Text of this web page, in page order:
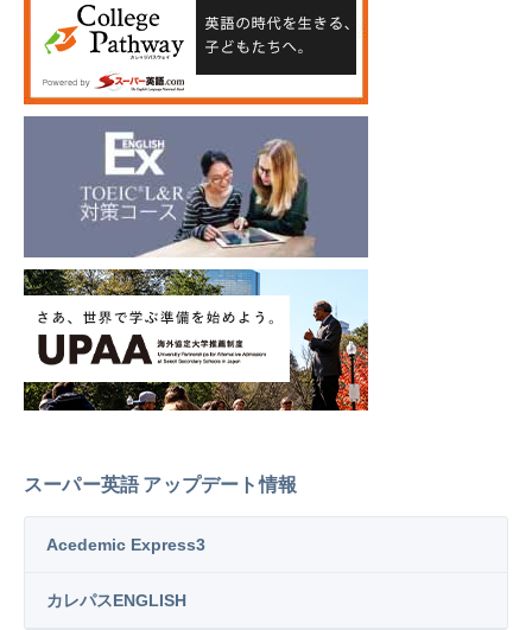
スーパー英語 アップデート情報
Acedemic Express3
カレパスENGLISH